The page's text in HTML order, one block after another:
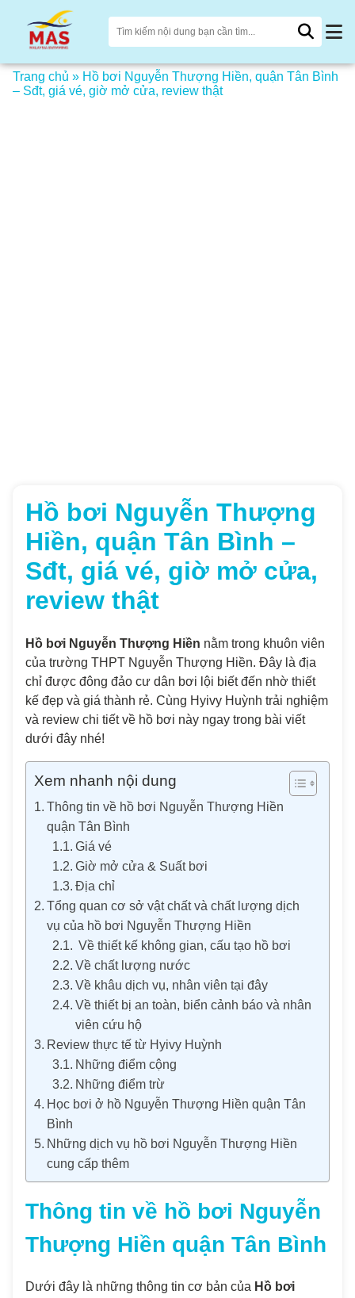
Trang chủ » Hồ bơi Nguyễn Thượng Hiền, quận Tân Bình
– Sđt, giá vé, giờ mở cửa, review thật
Hồ bơi Nguyễn Thượng
Hiền, quận Tân Bình –
Sđt, giá vé, giờ mở cửa,
review thật
Hồ bơi Nguyễn Thượng Hiền nằm trong khuôn viên
của trường THPT Nguyễn Thượng Hiền. Đây là địa
chỉ được đông đảo cư dân bơi lội biết đến nhờ thiết
kế đẹp và giá thành rẻ. Cùng Hyivy Huỳnh trải nghiệm
và review chi tiết về hồ bơi này ngay trong bài viết
dưới đây nhé!
Xem nhanh nội dung
Thông tin về hồ bơi Nguyễn Thượng Hiền
quận Tân Bình
Giá vé
Giờ mở cửa & Suất bơi
Địa chỉ
Tổng quan cơ sở vật chất và chất lượng dịch
vụ của hồ bơi Nguyễn Thượng Hiền
Về thiết kế không gian, cấu tạo hồ bơi
Về chất lượng nước
Về khâu dịch vụ, nhân viên tại đây
Về thiết bị an toàn, biển cảnh báo và nhân
viên cứu hộ
Review thực tế từ Hyivy Huỳnh
Những điểm cộng
Những điểm trừ
Học bơi ở hồ Nguyễn Thượng Hiền quận Tân
Bình
Những dịch vụ hồ bơi Nguyễn Thượng Hiền
cung cấp thêm
Thông tin về hồ bơi Nguyễn
Thượng Hiền quận Tân Bình
Dưới đây là những thông tin cơ bản của Hồ bơi